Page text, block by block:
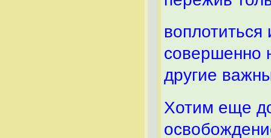
воплотиться
совершенно
другие
Хотим еще